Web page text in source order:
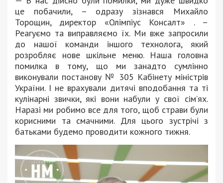
це побачили, – одразу зізнався Михайло
Торощин, директор «Олімпіус Консалт» . –
Реагуємо та виправляємо їх. Ми вже запросили
до нашої команди іншого технолога, який
розробляє нове шкільне меню. Наша головна
помилка в тому, що ми занадто сумлінно
виконували постанову № 305 Кабінету міністрів
України. І не врахували дитячі вподобання та ті
кулінарні звички, які вони набули у свої сім’ях.
Наразі ми робимо все для того, щоб страви були
корисними та смачними. Для цього зустрічі з
батьками будемо проводити кожного тижня.